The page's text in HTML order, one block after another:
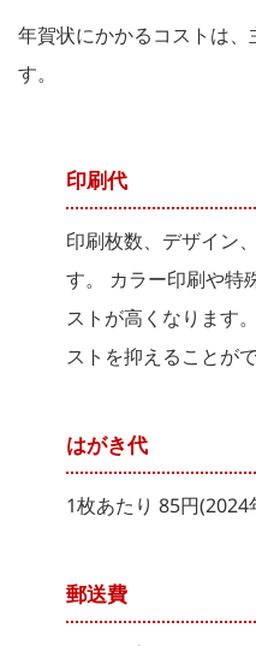
年賀状にかかるコストは
す。
印刷代
印刷枚数、デザイン
す。 カラー印刷や特
ストが高くなります
ストを抑えることがで
はがき代
1枚あたり 85円(2024
郵送費